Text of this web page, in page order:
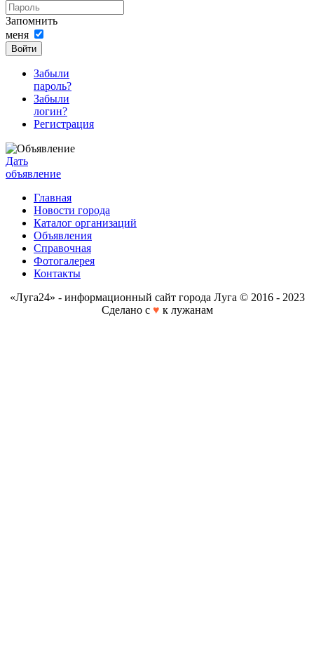
Запомнить
меня
Войти
Забыли
пароль?
Забыли
логин?
Регистрация
Дать
объявление
Главная
Новости города
Каталог организаций
Объявления
Справочная
Фотогалерея
Контакты
«Луга24» - информационный сайт города Луга © 2016 - 2023
Сделано с ♥ к лужанам